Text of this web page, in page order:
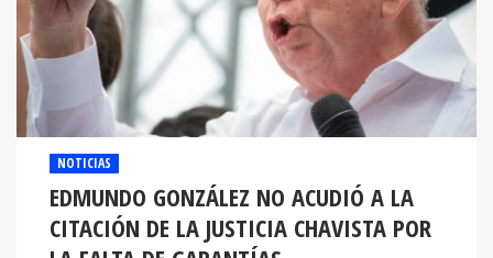
NOTICIAS
EDMUNDO GONZÁLEZ NO ACUDIÓ A LA
CITACIÓN DE LA JUSTICIA CHAVISTA POR